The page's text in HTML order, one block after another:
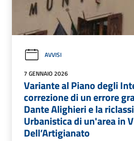
AVVISI
7 GENNAIO 2026
Variante al Piano degli
correzione di un errore
Dante Alighieri e la
Urbanistica di un'area in
Dell’Artigianato